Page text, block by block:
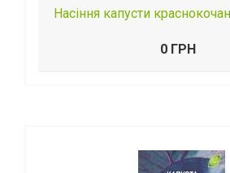
Насіння капусти
0 ГРН